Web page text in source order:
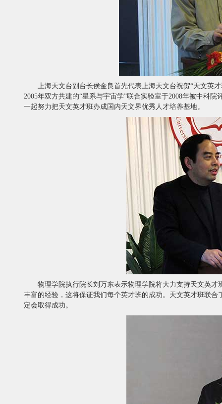
上海天文台副台长侯金良首先代表上海天文台祝贺“天文英
2005年双方共建的“星系与宇宙学”联合实验室于2008年被中科
一起努力把天文英才班办成国内天文界优秀人才培养基地。
物理学院执行院长刘万东表示物理学院将大力支持天文英
丰富的经验，这将保证我们每个英才班的成功。天文英才班联
定会取得成功。